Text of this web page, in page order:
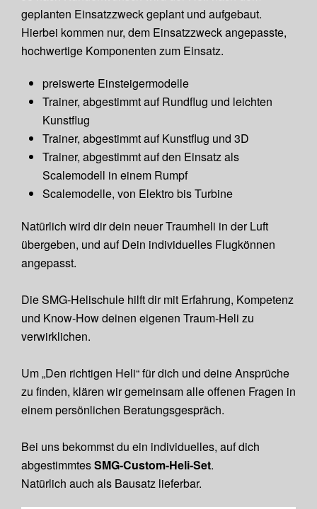
geplanten Einsatzzweck geplant und aufgebaut.
Hierbei kommen nur, dem Einsatzzweck angepasste,
hochwertige Komponenten zum Einsatz.
preiswerte Einsteigermodelle
Trainer, abgestimmt auf Rundflug und leichten
Kunstflug
Trainer, abgestimmt auf Kunstflug und 3D
Trainer, abgestimmt auf den Einsatz als
Scalemodell in einem Rumpf
Scalemodelle, von Elektro bis Turbine
Natürlich wird dir dein neuer Traumheli in der Luft
übergeben, und auf Dein individuelles Flugkönnen
angepasst.
Die SMG-Helischule hilft dir mit Erfahrung, Kompetenz
und Know-How deinen eigenen Traum-Heli zu
verwirklichen.
Um „Den richtigen Heli“ für dich und deine Ansprüche
zu finden, klären wir gemeinsam alle offenen Fragen in
einem persönlichen Beratungsgespräch.
Bei uns bekommst du ein individuelles, auf dich
abgestimmtesSMG-Custom-Heli-Set.
Natürlich auch als Bausatz lieferbar.